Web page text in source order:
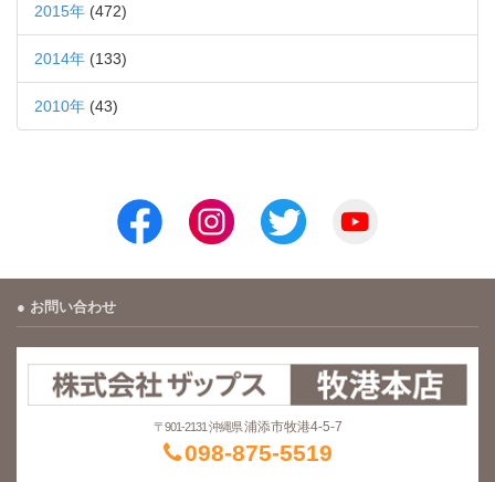
2015年 (472)
2014年 (133)
2010年 (43)
お問い合わせ
〒901-2131 沖縄県 浦添市牧港4-5-7
098-875-5519